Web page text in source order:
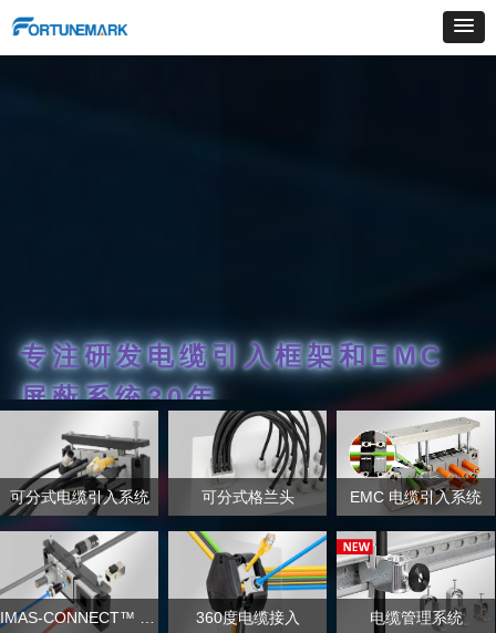
可分式电缆引入系统 可分式格兰头 EMC 电缆引入系统
360度电缆接入 电缆管理系统
专注研发电缆引入框架和EMC
屏蔽系统30年